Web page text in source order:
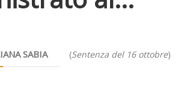
SABIA (Sentenza del 16 ottobre)